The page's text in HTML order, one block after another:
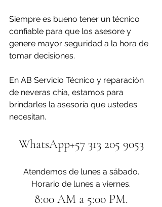
Siempre es bueno tener un técnico
confiable para que los asesore y
genere mayor seguridad a la hora de
tomar decisiones.
En AB Servicio Técnico y reparación
de neveras chia, estamos para
brindarles la asesoría que ustedes
necesitan.
WhatsApp+57 313 205 9053
Atendemos de lunes a sábado.
Horario de lunes a viernes.
8:00 AM a 5:00 PM.